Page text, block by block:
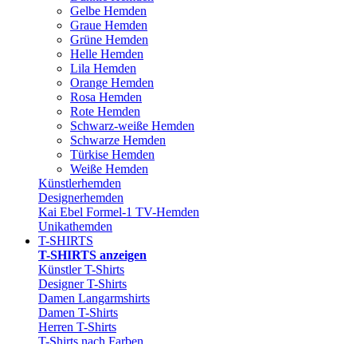
Gelbe Hemden
Graue Hemden
Grüne Hemden
Helle Hemden
Lila Hemden
Orange Hemden
Rosa Hemden
Rote Hemden
Schwarz-weiße Hemden
Schwarze Hemden
Türkise Hemden
Weiße Hemden
Künstlerhemden
Designerhemden
Kai Ebel Formel-1 TV-Hemden
Unikathemden
T-SHIRTS
T-SHIRTS anzeigen
Künstler T-Shirts
Designer T-Shirts
Damen Langarmshirts
Damen T-Shirts
Herren T-Shirts
T-Shirts nach Farben